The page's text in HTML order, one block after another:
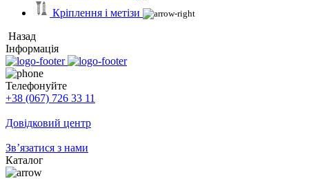
Кріплення і метізи
Назад
Інформація
Телефонуйте
+38 (067) 726 33 11
Довідковий центр
Зв’язатися з нами
Каталог